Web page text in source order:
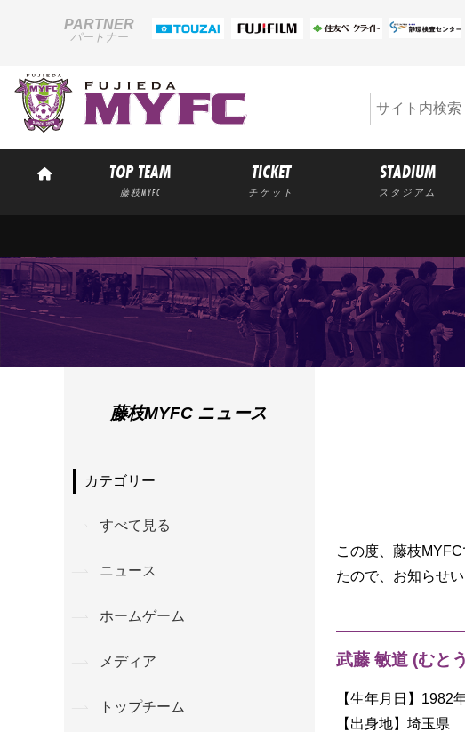
PARTNER
パートナー
TOP TEAM
藤枝MYFC
TICKET
チケット
STADIUM
スタジアム
この度、藤枝
たので、お知らせい
武藤 敏道 (むと
【生年月日】1982
【出身地】埼玉県
藤枝MYFC ニュース
カテゴリー
すべて見る
ニュース
ホームゲーム
メディア
トップチーム